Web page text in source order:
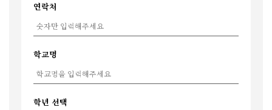
연락처
학교명
학년 선택